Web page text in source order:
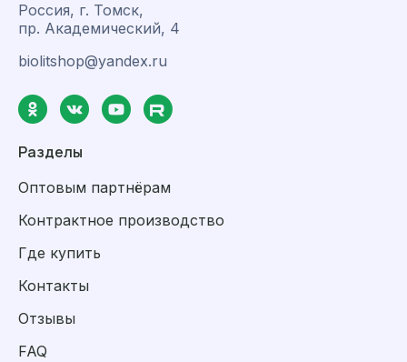
Россия, г. Томск,
пр. Академический, 4
biolitshop@yandex.ru
Разделы
Оптовым партнёрам
Контрактное производство
Где купить
Контакты
Отзывы
FAQ